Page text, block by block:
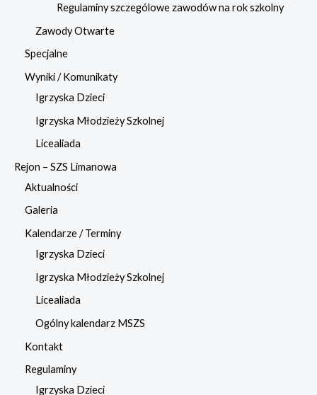
Regulaminy szczególowe zawodów na rok szkolny
Zawody Otwarte
Specjalne
Wyniki / Komunikaty
Igrzyska Dzieci
Igrzyska Młodzieży Szkolnej
Licealiada
Rejon – SZS Limanowa
Aktualności
Galeria
Kalendarze / Terminy
Igrzyska Dzieci
Igrzyska Młodzieży Szkolnej
Licealiada
Ogólny kalendarz MSZS
Kontakt
Regulaminy
Igrzyska Dzieci